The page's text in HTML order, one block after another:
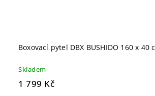
Boxovací pytel DBX BUSHIDO 160 x 40
Skladem
1 799 Kč